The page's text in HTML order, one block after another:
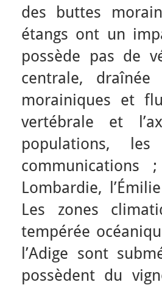
des buttes
étangs ont un
possède pas de
centrale,
morainiques et
vertébrale et
populations,
Lombardie,
Les zones
tempérée
l’Adige sont
possèdent du